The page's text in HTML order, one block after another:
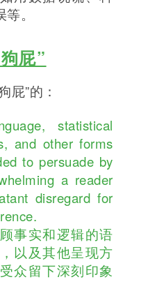
。
屁”
屁”的：
statistical
and other forms
to persuade by
a reader
disregard for
事实和逻辑的语
以及其他呈现方
众留下深刻印象